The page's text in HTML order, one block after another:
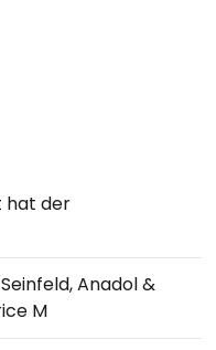
hat der
Anadol &
M